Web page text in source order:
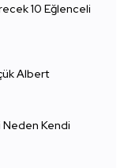
10 Eğlenceli
Albert
Neden Kendi